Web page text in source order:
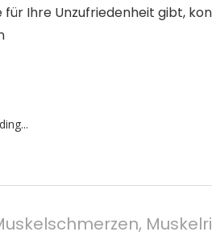
für Ihre Unzufriedenheit gibt,